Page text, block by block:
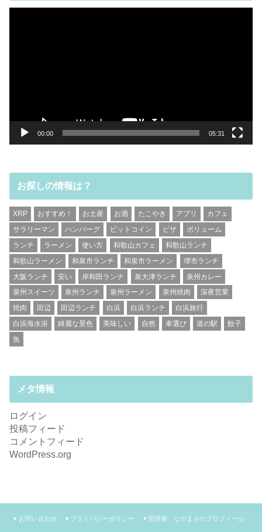
00:00 05:31
お探しの情報は？
XRP おすすめ！ お土産 お酒 たこやき アプリ
カフェ
サラリーマン
ハンバーグ ビットコイン ピザ
ボリューム
ランチ
ラーメン 使い方 和歌山カフェ
和歌山ランチ
和歌山ラーメン
和泉市ランチ 和泉市ラーメン
堺市ランチ
大阪ランチ
安い 岸和田ランチ 泉大津ランチ
泉州カレー
泉州スイーツ
泉州ランチ 泉州ラーメン 泉州焼肉
深夜営業
焼肉
田辺 田辺ランチ 白浜 白浜ランチ
白浜旅行
白浜海水浴
綺麗な景色 美味しい 自然 車選び 道の駅
餃子
魚
メタ情報
ログイン
投稿フィード
コメントフィード
WordPress.org
お問い合わせ プライバシーポリシー 管理者 ながまさのプロフィール